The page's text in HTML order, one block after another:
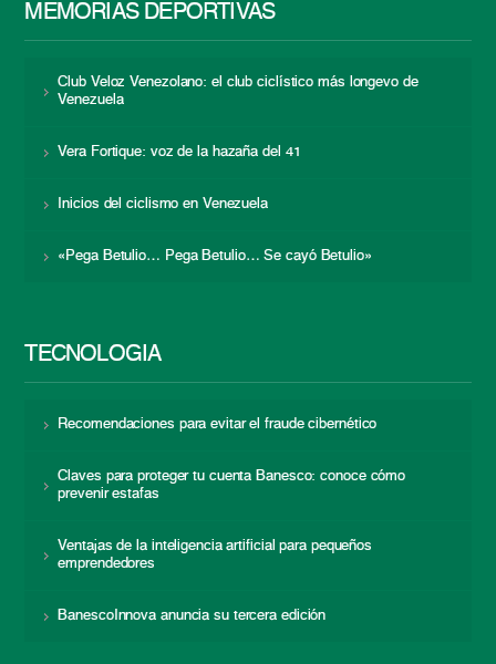
MEMORIAS DEPORTIVAS
Club Veloz Venezolano: el club ciclístico más longevo de
Venezuela
Vera Fortique: voz de la hazaña del 41
Inicios del ciclismo en Venezuela
«Pega Betulio… Pega Betulio… Se cayó Betulio»
TECNOLOGÍA
Recomendaciones para evitar el fraude cibernético
Claves para proteger tu cuenta Banesco: conoce cómo
prevenir estafas
Ventajas de la inteligencia artificial para pequeños
emprendedores
BanescoInnova anuncia su tercera edición